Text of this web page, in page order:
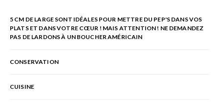
5 CM DE LARGE SONT IDÉALES POUR METTRE DU PEP'S DANS VOS
PLATS ET DANS VOTRE CŒUR ! MAIS ATTENTION ! NE DEMANDEZ
PAS DE LARDONS À UN BOUCHER AMÉRICAIN
CONSERVATION
CUISINE